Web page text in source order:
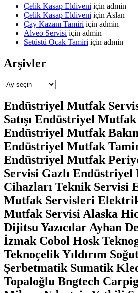
Çelik Kasap Eldiveni için admin
Çelik Kasap Eldiveni için Aslan
Çay Kazanı Tamiri için admin
Alveo Servisi için admin
Setüstü Ocak Tamiri için admin
Arşivler
Arşivler
Endüstriyel Mutfak
Satışı Endüstriyel
Endüstriyel Mutfak
Endüstriyel Mutfak
Endüstriyel Mutfak
Servisi Gazlı
Cihazları Teknik Servisi
Mutfak Servisleri
Mutfak Servisi Alaska
Dijitsu Yazıcılar Ayhan
İzmak Cobol Hosk
Teknoçelik Yıldırım
Şerbetmatik Sumatik
Topaloğlu Bngtech